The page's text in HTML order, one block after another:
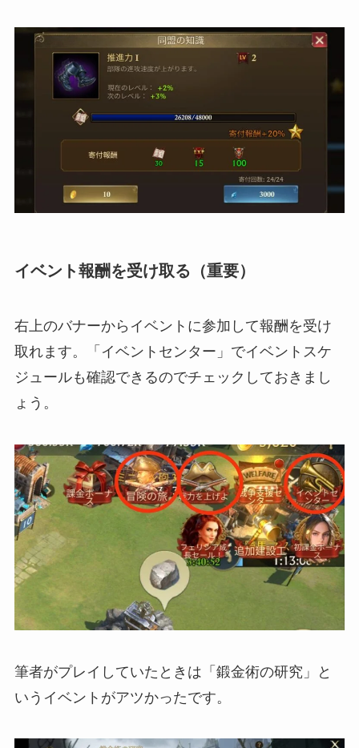
イベント報酬を受け取る（重要）
右上のバナーからイベントに参加して報酬を受け
取れます。「イベントセンター」でイベントスケ
ジュールも確認できるのでチェックしておきまし
ょう。
筆者がプレイしていたときは「鍛金術の研究」と
いうイベントがアツかったです。